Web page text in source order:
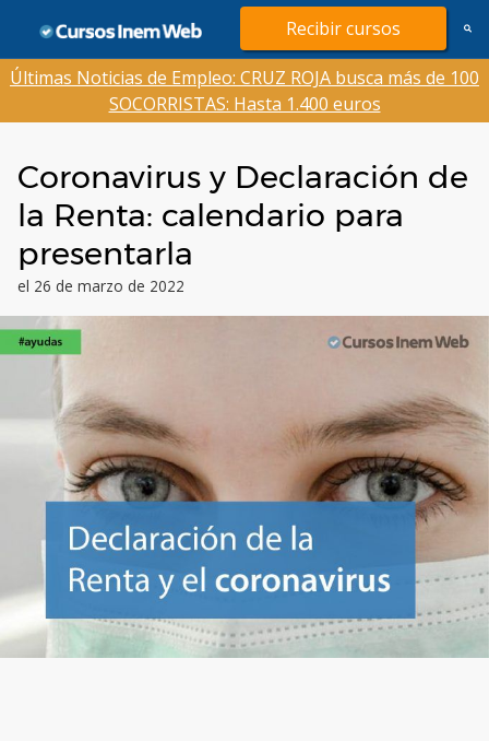
contenido
Recibir cursos
Últimas Noticias de Empleo: CRUZ ROJA busca más de 100
SOCORRISTAS: Hasta 1.400 euros
Coronavirus y Declaración de
la Renta: calendario para
presentarla
el 26 de marzo de 2022